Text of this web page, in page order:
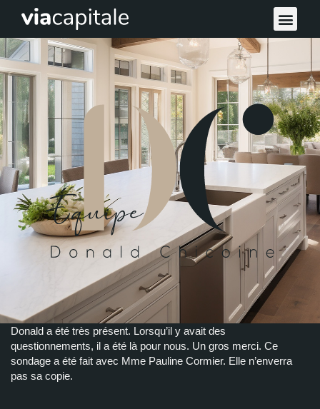
Donald a été très présent. Lorsqu’il y avait des
questionnements, il a été là pour nous. Un gros merci. Ce
sondage a été fait avec Mme Pauline Cormier. Elle n’enverra
pas sa copie.